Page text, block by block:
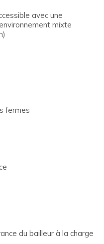
avec une
mixte
fermes
du bailleur à la charge